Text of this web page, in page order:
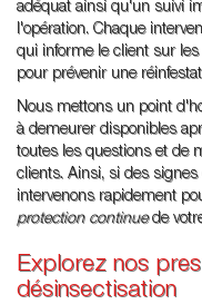
adéquat ainsi qu'un suivi
l'opération. Chaque
qui informe le client sur
pour prévenir une
Nous mettons un point
à demeurer disponibles
toutes les questions et de
clients. Ainsi, si des
intervenons rapidement
protection continuede
Explorez nos
désinsectisation